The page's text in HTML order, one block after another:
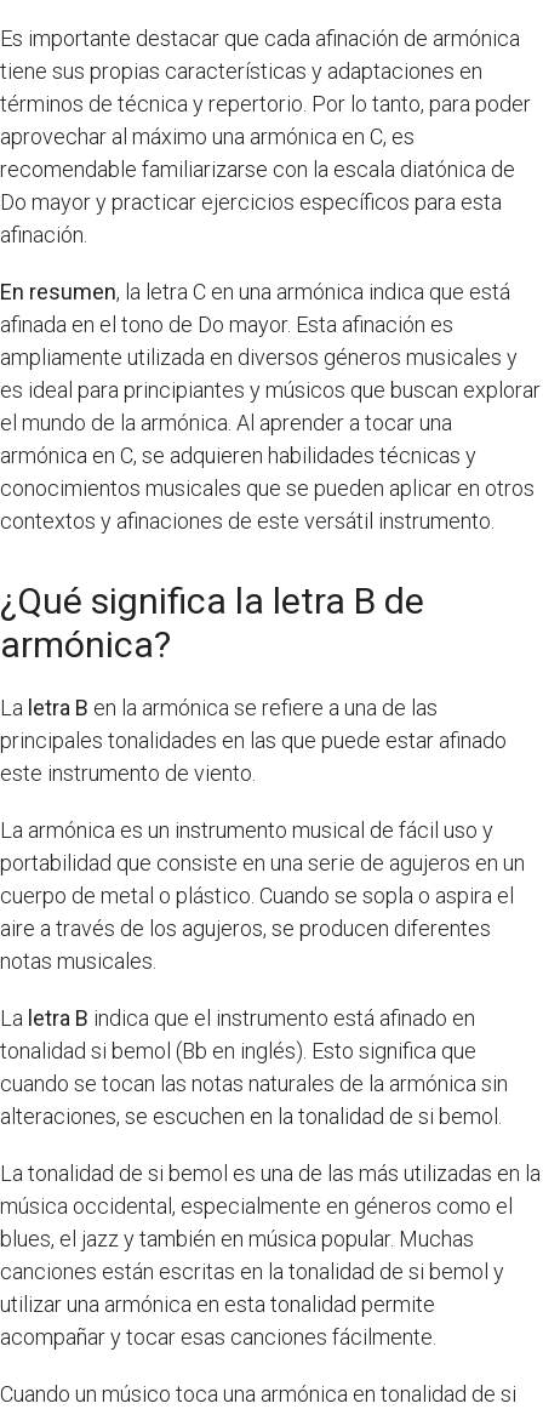
Es importante destacar que cada afinación de armónica
tiene sus propias características y adaptaciones en
términos de técnica y repertorio. Por lo tanto, para poder
aprovechar al máximo una armónica en C, es
recomendable familiarizarse con la escala diatónica de
Do mayor y practicar ejercicios específicos para esta
afinación.
En resumen, la letra C en una armónica indica que está
afinada en el tono de Do mayor. Esta afinación es
ampliamente utilizada en diversos géneros musicales y
es ideal para principiantes y músicos que buscan explorar
el mundo de la armónica. Al aprender a tocar una
armónica en C, se adquieren habilidades técnicas y
conocimientos musicales que se pueden aplicar en otros
contextos y afinaciones de este versátil instrumento.
¿Qué significa la letra B de
armónica?
La letra B en la armónica se refiere a una de las
principales tonalidades en las que puede estar afinado
este instrumento de viento.
La armónica es un instrumento musical de fácil uso y
portabilidad que consiste en una serie de agujeros en un
cuerpo de metal o plástico. Cuando se sopla o aspira el
aire a través de los agujeros, se producen diferentes
notas musicales.
La letra B indica que el instrumento está afinado en
tonalidad si bemol (Bb en inglés). Esto significa que
cuando se tocan las notas naturales de la armónica sin
alteraciones, se escuchen en la tonalidad de si bemol.
La tonalidad de si bemol es una de las más utilizadas en la
música occidental, especialmente en géneros como el
blues, el jazz y también en música popular. Muchas
canciones están escritas en la tonalidad de si bemol y
utilizar una armónica en esta tonalidad permite
acompañar y tocar esas canciones fácilmente.
Cuando un músico toca una armónica en tonalidad de si